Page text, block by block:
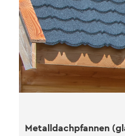
Metalldachpfannen